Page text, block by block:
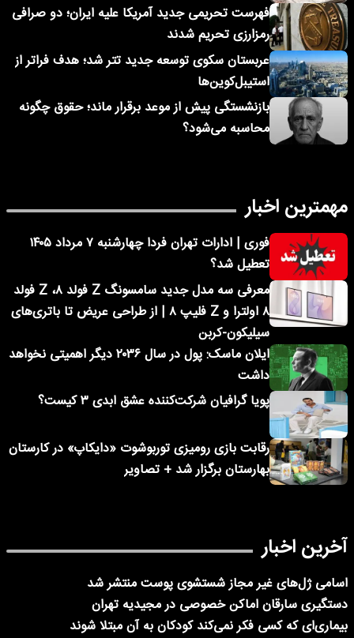
فهرست تحریمی جدید آمریکا علیه ایران؛ دو صرافی
رمزارزی تحریم شدند
عربستان سکوی توسعه جدید تتر شد؛ هدف فراتر از
استیبل‌کوین‌ها
بازنشستگی پیش از موعد برقرار ماند؛ حقوق چگونه
محاسبه می‌شود؟
مهمترین اخبار
فوری | ادارات تهران فردا چهارشنبه ۷ مرداد ۱۴۰۵
تعطیل شد؟
معرفی سه مدل جدید سامسونگ Z فولد ۸، Z فولد
۸ اولترا و Z فلیپ ۸ | از طراحی عریض تا باتری‌های
سیلیکون-کربن
ایلان ماسک: پول در سال ۲۰۳۶ دیگر اهمیتی نخواهد
داشت
پویا گرافیان شرکت‌کننده عشق ابدی ۳ کیست؟
رقابت بازی رومیزی توربوشوت «دایکاپ» در کارستان
بهارستان برگزار شد + تصاویر
آخرین اخبار
اسامی ژل‌های غیر مجاز شستشوی پوست منتشر شد
دستگیری سارقان اماکن خصوصی در مجیدیه تهران
بیماری‌ای که کسی فکر نمی‌کند کودکان به آن مبتلا شوند